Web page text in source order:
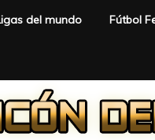
del mundo Fútbol